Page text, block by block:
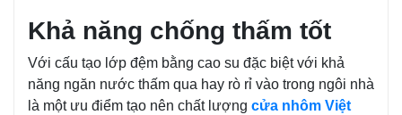
Khả năng chống thấm tốt
Với cấu tạo lớp đệm bằng cao su đặc biệt với khả
năng ngăn nước thấm qua hay rò rỉ vào trong ngôi nhà
là một ưu điểm tạo nên chất lượng cửa nhôm Việt